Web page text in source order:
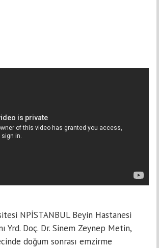
NPİSTANBUL Beyin Hastanesi
Yrd. Doç. Dr. Sinem Zeynep Metin,
doğum sonrası emzirme